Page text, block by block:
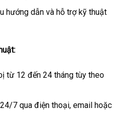
hướng dẫn và hỗ trợ kỹ thuật
từ 12 đến 24 tháng tùy theo
7 qua điện thoại, email hoặc